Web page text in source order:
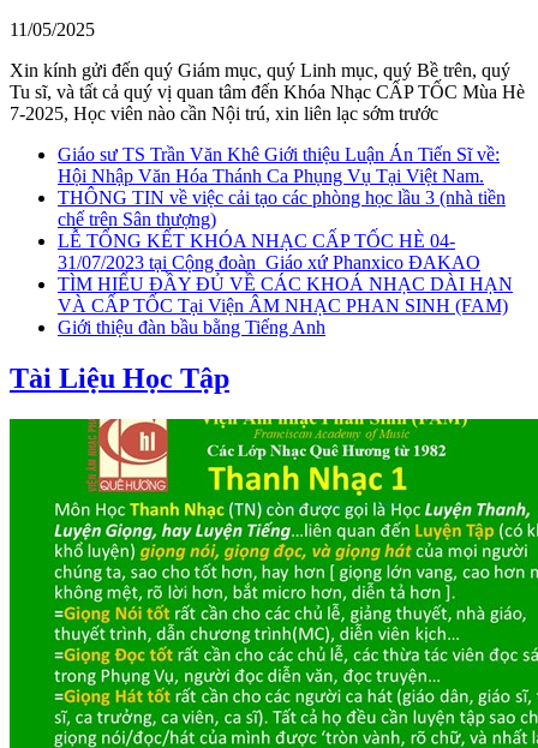
11/05/2025
Xin kính gửi đến quý Giám mục, quý Linh mục, quý Bề trên, quý
Tu sĩ, và tất cả quý vị quan tâm đến Khóa Nhạc CẤP TỐC Mùa Hè
7-2025, Học viên nào cần Nội trú, xin liên lạc sớm trước
Giáo sư TS Trần Văn Khê Giới thiệu Luận Án Tiến Sĩ về:
Hội Nhập Văn Hóa Thánh Ca Phụng Vụ Tại Việt Nam.
THÔNG TIN về việc cải tạo các phòng học lầu 3 (nhà tiền
chế trên Sân thượng)
LỄ TỔNG KẾT KHÓA NHẠC CẤP TỐC HÈ 04-
31/07/2023 tại Cộng đoàn_Giáo xứ Phanxico ĐAKAO
TÌM HIỂU ĐẦY ĐỦ VỀ CÁC KHOÁ NHẠC DÀI HẠN
VÀ CẤP TỐC Tại Viện ÂM NHẠC PHAN SINH (FAM)
Giới thiệu đàn bầu bằng Tiếng Anh
Tài Liệu Học Tập